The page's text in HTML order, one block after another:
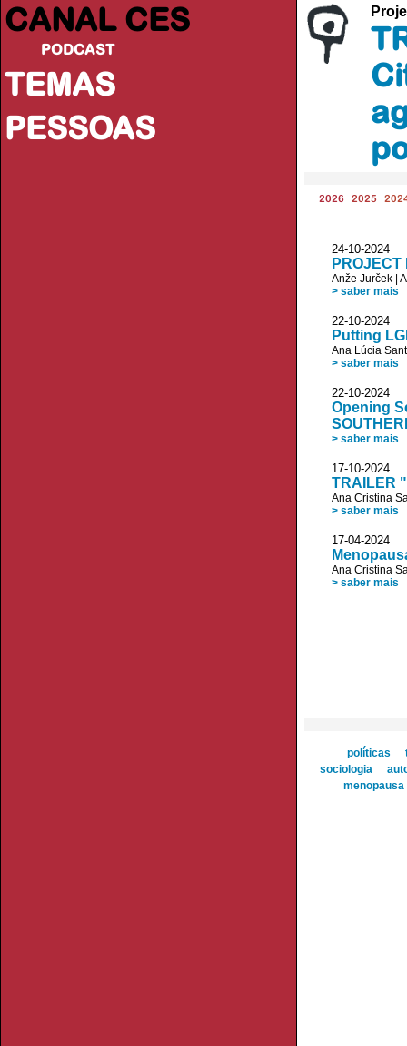
CANAL CES
PODCAST
TEMAS
PESSOAS
2026 2025
24-10-
Anže Jurček
> saber mais
22-10-
Putting
Ana Lúcia
> saber mais
22-10-
Opening
> saber mais
17-10-
TRAILER
Ana Cristina
> saber mais
17-04-
Ana Cristina
> saber mais
políticas
sociologia
menopausa